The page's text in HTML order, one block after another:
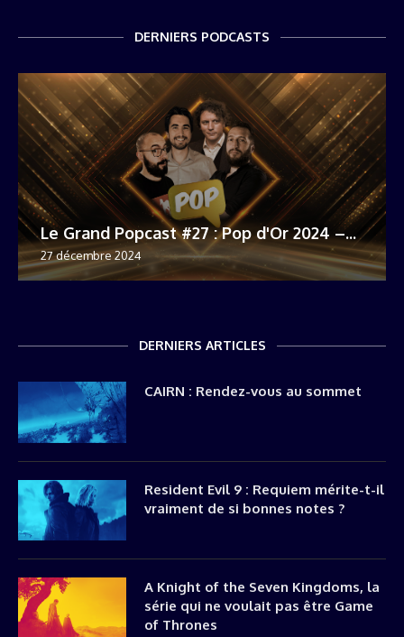
DERNIERS PODCASTS
Le Grand Popcast #27 : Pop d'Or 2024 –...
27 décembre 2024
DERNIERS ARTICLES
CAIRN : Rendez-vous au sommet
Resident Evil 9 : Requiem mérite-t-il
vraiment de si bonnes notes ?
A Knight of the Seven Kingdoms, la
série qui ne voulait pas être Game
of Thrones